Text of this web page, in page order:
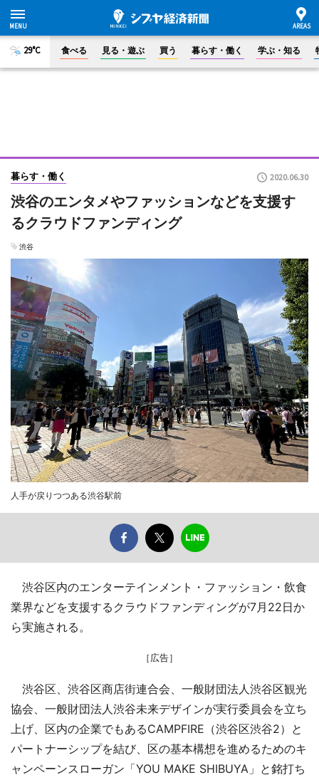
29°C 食べる 見る・遊ぶ 買う 暮らす・働く 学ぶ・知る
暮らす・働く 2020.06.30
渋谷のエンタメやファッションなどを支援す
るクラウドファンディング
渋谷
人手が戻りつつある渋谷駅前
渋谷区内のエンターテインメント・ファッション・飲食
業界などを支援するクラウドファンディングが7月22日か
ら実施される。
［広告］
渋谷区、渋谷区商店街連合会、一般財団法人渋谷区観光
協会、一般財団法人渋谷未来デザインが実行委員会を立ち
上げ、区内の企業でもあるCAMPFIRE（渋谷区渋谷2）と
パートナーシップを結び、区の基本構想を進めるためのキ
ャンペーンスローガン「YOU MAKE SHIBUYA」と銘打ち